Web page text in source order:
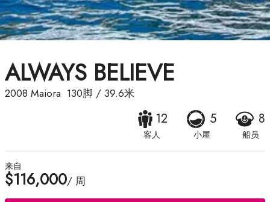
ALWAYS BELIEVE
2008 Maiora 130脚 / 39.6米
12
客人
5
小屋
8
船员
来自
$116,000/ 周